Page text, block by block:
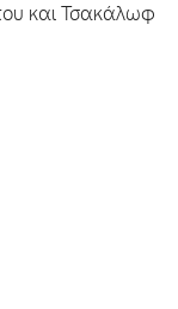
και Τσακάλωφ